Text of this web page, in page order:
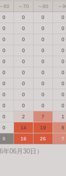
～60 ～70 ～80 ～
0 0 0 0
0 0 0 0
0 0 0 0
0 0 0 0
0 0 0 0
0 0 0 0
0 0 0 0
0 0 0 0
0 0 0 0
0 2 7 1
0 14 19 6
0 16 26 7
06月30日）